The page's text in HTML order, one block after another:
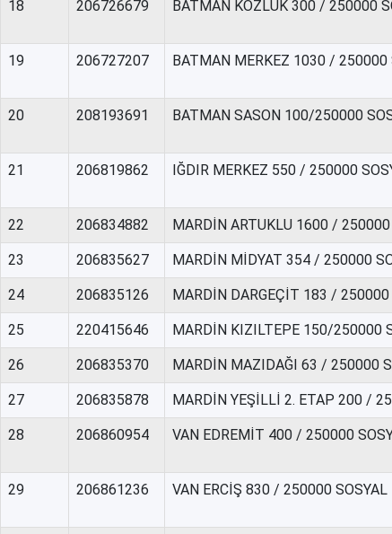
18 206726679 BATMAN KOZLUK 300 / 250000
19 206727207 BATMAN MERKEZ 1030 / 250000
20 208193691 BATMAN SASON 100/250000
21 206819862 IĞDIR MERKEZ 550 / 250000
22 206834882 MARDİN ARTUKLU 1600 /
23 206835627 MARDİN MİDYAT 354 / 250000
24 206835126 MARDİN DARGEÇİT 183 / 250000
25 220415646 MARDİN KIZILTEPE 150/250000
26 206835370 MARDİN MAZIDAĞI 63 / 250000
27 206835878 MARDİN YEŞİLLİ 2. ETAP 200 /
28 206860954 VAN EDREMİT 400 / 250000
29 206861236 VAN ERCİŞ 830 / 250000 SOSYAL